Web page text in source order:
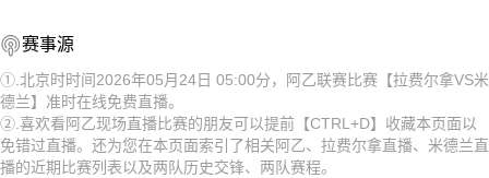
08-12 【俄杯】 伊热夫斯克VS米阿斯鱼雷
08-12 【俄杯】 FC阿斯特拉罕VS五山城马舒克KMV
08-12 【俄杯】 索科尔萨拉托夫VS彼尔姆边疆区伊尔帕尔
08-12 【俄杯】 莫斯科斯特罗吉诺VS弗拉基米尔鱼雷
赛事源
①.北京时时间2026年05月24日 05:00分，阿乙联赛比赛【拉费尔拿VS米
德兰】准时在线免费直播。
②.喜欢看阿乙现场直播比赛的朋友可以提前【CTRL+D】收藏本页面以
免错过直播。还为您在本页面索引了相关阿乙、拉费尔拿直播、米德兰直
播的近期比赛列表以及两队历史交锋、两队赛程。